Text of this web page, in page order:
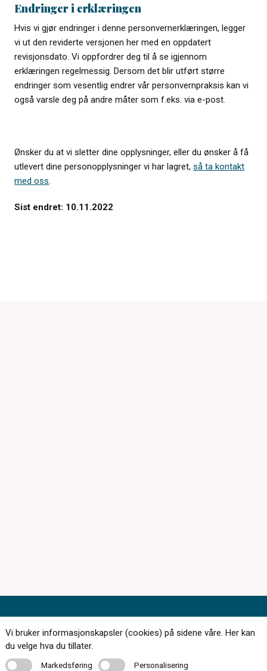
Endringer i erklæringen
Hvis vi gjør endringer i denne personvernerklæringen, legger
vi ut den reviderte versjonen her med en oppdatert
revisjonsdato. Vi oppfordrer deg til å se igjennom
erklæringen regelmessig. Dersom det blir utført større
endringer som vesentlig endrer vår personvernpraksis kan vi
også varsle deg på andre måter som f.eks. via e-post.
Ønsker du at vi sletter dine opplysninger, eller du ønsker å få
utlevert dine personopplysninger vi har lagret,så ta kontakt
med oss.
Sist endret: 10.11.2022
Kontakt oss
Vi bruker informasjonskapsler (cookies) på sidene våre. Her kan
du velge hva du tillater.
MarkedsføringMarkedsføring PersonaliseringPersonalisering